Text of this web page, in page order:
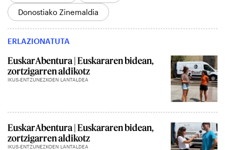
Donostiako Zinemaldia
ERLAZIONATUTA
EuskarAbentura | Euskararen bidean,
zortzigarren aldikotz
IKUS-ENTZUNEZKOEN LANTALDEA
EuskarAbentura | Euskararen bidean,
zortzigarren aldikotz
IKUS-ENTZUNEZKOEN LANTALDEA